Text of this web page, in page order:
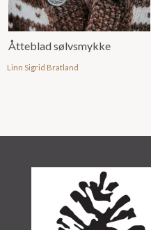
Åtteblad sølvsmykke
Linn Sigrid Bratland